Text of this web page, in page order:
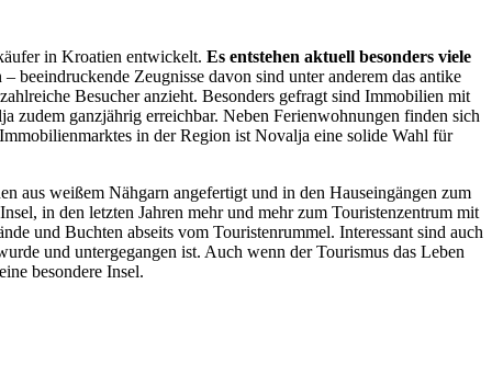
in Kroatien entwickelt. Es entstehen aktuell besonders viele
Zeugnisse davon sind unter anderem das antike
Besucher anzieht. Besonders gefragt sind Immobilien mit
zudem ganzjährig erreichbar. Neben Ferienwohnungen finden sich
in der Region ist Novalja eine solide Wahl für
aus weißem Nähgarn angefertigt und in den Hauseingängen zum
in den letzten Jahren mehr und mehr zum Touristenzentrum mit
und Buchten abseits vom Touristenrummel. Interessant sind auch
und untergegangen ist. Auch wenn der Tourismus das Leben
besondere Insel.